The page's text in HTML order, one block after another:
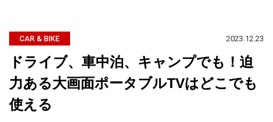
CAR & BIKE 2023.12.23
ドライブ、車中泊、キャンプでも！迫
力ある大画面ポータブルTVはどこでも
使える